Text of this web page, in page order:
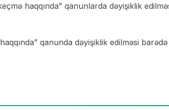
haqqında” qanunlarda dəyişiklik
qanunda dəyişiklik edilməsi barədə